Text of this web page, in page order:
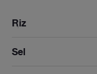
Riz
Sel